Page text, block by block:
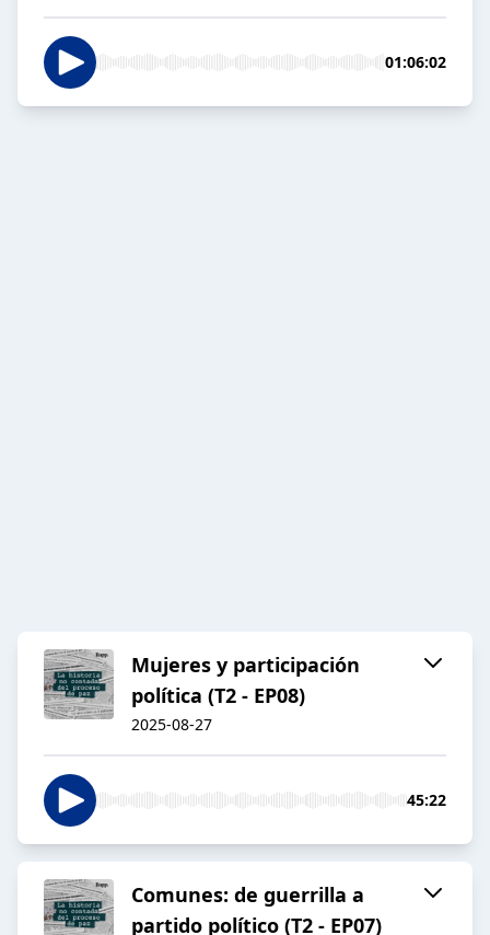
01:06:02
Mujeres y participación
política (T2 - EP08)
2025-08-27
45:22
Comunes: de guerrilla a
partido político (T2 - EP07)